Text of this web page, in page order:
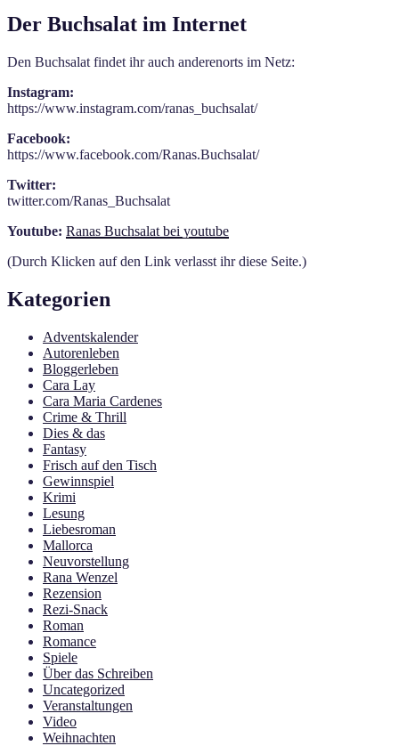
Der Buchsalat im Internet
Den Buchsalat findet ihr auch anderenorts im Netz:
Instagram:
https://www.instagram.com/ranas_buchsalat/
Facebook:
https://www.facebook.com/Ranas.Buchsalat/
Twitter:
twitter.com/Ranas_Buchsalat
Youtube: Ranas Buchsalat bei youtube
(Durch Klicken auf den Link verlasst ihr diese Seite.)
Kategorien
Adventskalender
Autorenleben
Bloggerleben
Cara Lay
Cara Maria Cardenes
Crime & Thrill
Dies & das
Fantasy
Frisch auf den Tisch
Gewinnspiel
Krimi
Lesung
Liebesroman
Mallorca
Neuvorstellung
Rana Wenzel
Rezension
Rezi-Snack
Roman
Romance
Spiele
Über das Schreiben
Uncategorized
Veranstaltungen
Video
Weihnachten